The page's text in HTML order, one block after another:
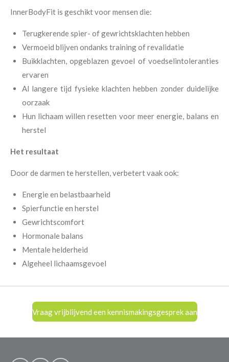
InnerBodyFit is geschikt voor mensen die:
Terugkerende spier- of gewrichtsklachten hebben
Vermoeid blijven ondanks training of revalidatie
Buikklachten, opgeblazen gevoel of voedselintoleranties
ervaren
Al langere tijd fysieke klachten hebben zonder duidelijke
oorzaak
Hun lichaam willen resetten voor meer energie, balans en
herstel
Het resultaat
Door de darmen te herstellen, verbetert vaak ook:
Energie en belastbaarheid
Spierfunctie en herstel
Gewrichtscomfort
Hormonale balans
Mentale helderheid
Algeheel lichaamsgevoel
Vraag vrijblijvend een kennismakingsgesprek aan